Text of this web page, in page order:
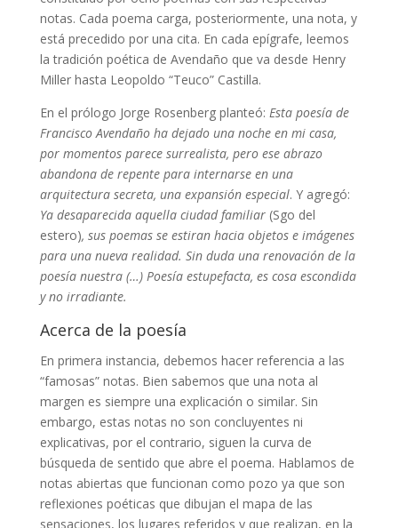
notas. Cada poema carga, posteriormente, una nota, y
está precedido por una cita. En cada epígrafe, leemos
la tradición poética de Avendaño que va desde Henry
Miller hasta Leopoldo “Teuco” Castilla.
En el prólogo Jorge Rosenberg planteó: Esta poesía de
Francisco Avendaño ha dejado una noche en mi casa,
por momentos parece surrealista, pero ese abrazo
abandona de repente para internarse en una
arquitectura secreta, una expansión especial. Y agregó:
Ya desaparecida aquella ciudad familiar (Sgo del
estero), sus poemas se estiran hacia objetos e imágenes
para una nueva realidad. Sin duda una renovación de la
poesía nuestra (…) Poesía estupefacta, es cosa escondida
y no irradiante.
Acerca de la poesía
En primera instancia, debemos hacer referencia a las
“famosas” notas. Bien sabemos que una nota al
margen es siempre una explicación o similar. Sin
embargo, estas notas no son concluyentes ni
explicativas, por el contrario, siguen la curva de
búsqueda de sentido que abre el poema. Hablamos de
notas abiertas que funcionan como pozo ya que son
reflexiones poéticas que dibujan el mapa de las
sensaciones, los lugares referidos y que realizan, en la